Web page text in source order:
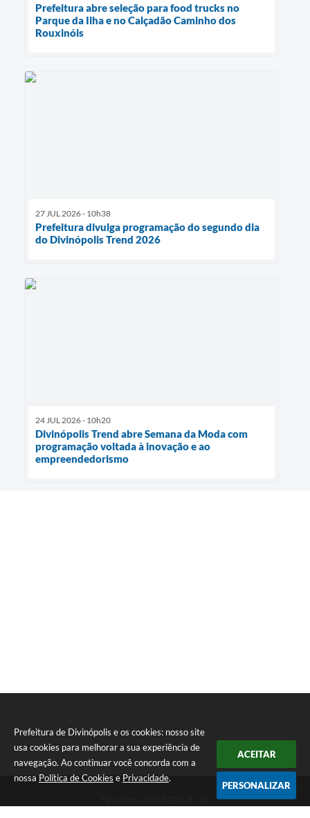
Prefeitura de Divinópolis e os cookies: nosso site
usa cookies para melhorar a sua experiência de
navegação. Ao continuar você concorda com a
nossa Política de Cookies e Privacidade.
ACEITAR
PERSONALIZAR
Prefeitura abre seleção para food trucks no
Parque da Ilha e no Calçadão Caminho dos
Rouxinóis
27 JUL 2026 - 10h38
Prefeitura divulga programação do segundo dia
do Divinópolis Trend 2026
24 JUL 2026 - 10h20
Divinópolis Trend abre Semana da Moda com
programação voltada à inovação e ao
empreendedorismo